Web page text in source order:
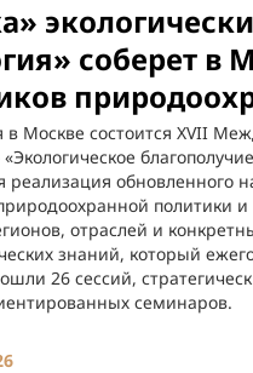
соберет в
в Москве состоится XVII
реализация обновленного
политики
отраслей и
знаний, который
26 сессий,
семинаров.